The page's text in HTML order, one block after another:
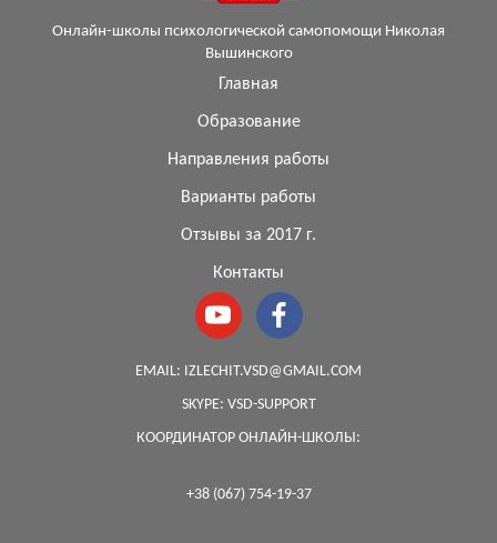
Онлайн-школы психологической самопомощи Николая
Вышинского
Главная
Образование
Направления работы
Варианты работы
Отзывы за 2017 г.
Контакты
EMAIL: IZLECHIT.VSD@GMAIL.COM
SKYPE: VSD-SUPPORT
КООРДИНАТОР ОНЛАЙН-ШКОЛЫ:
+38 (067) 754-19-37